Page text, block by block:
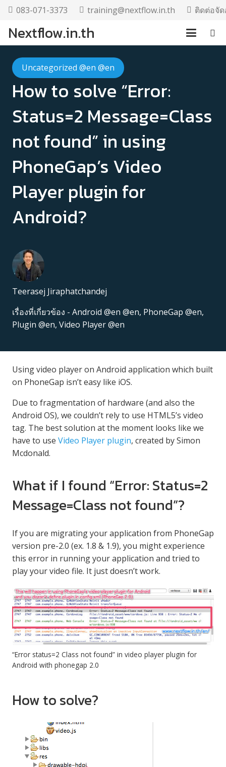
083-071-3373 training@nextflow.in.th ติดต่อจั
Nextflow.in.th
Uncategorized @en @en
How to solve “Error:
Status=2 Message=Class
not found” in using
PhoneGap’s Video
Player plugin for
Android?
Teerasej Jiraphatchandej
เรื่องที่เกี่ยวข้อง - Android @en @en, PhoneGap @en,
Plugin @en, Video Player @en
Using video player on Android application which built
on PhoneGap isn’t easy like iOS.
Due to fragmentation of hardware (and also the
Android OS), we couldn’t rely to use HTML5’s video
tag. The best solution at the moment looks like we
have to use Video Player plugin, created by Simon
Mcdonald.
What if I found “Error: Status=2
Message=Class not found”?
If you are migrating your application from PhoneGap
version pre-2.0 (ex. 1.8 & 1.9), you might experience
this error in running your application and tried to
play your video file. It just doesn’t work.
“Error status=2 Class not found” in video player plugin for
Android with phonegap 2.0
How to solve?